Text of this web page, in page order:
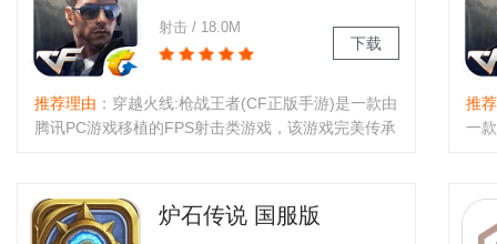
版
射击 / 18.0M
下载
推荐理由 ：穿越火线:枪战王者(CF正版手游)是一款由
腾讯PC游戏移植的FPS射击类游戏，该游戏完美传承
试下呢？CF迷们赶快行动起来吧..
推
一
下
炉石传说 国服版